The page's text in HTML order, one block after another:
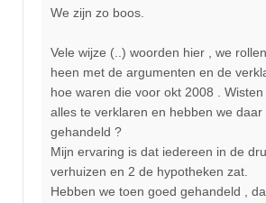
We zijn zo boos.
Vele wijze (..) woorden hier , we
heen met de argumenten en de
hoe waren die voor okt 2008 .
alles te verklaren en hebben we daar
gehandeld ?
Mijn ervaring is dat iedereen in de
verhuizen en 2 de hypotheken zat.
Hebben we toen goed gehandeld ,